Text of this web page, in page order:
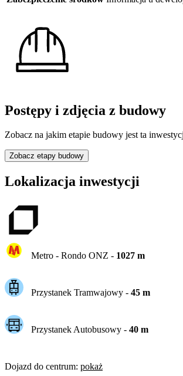
Postępy i zdjęcia z budowy
Zobacz na jakim etapie budowy jest ta
Zobacz etapy budowy
Lokalizacja inwestycji
Metro - Rondo ONZ - 1027m
Przystanek Tramwajowy - 45m
Przystanek Autobusowy - 40m
Dojazd do centrum: pokaż